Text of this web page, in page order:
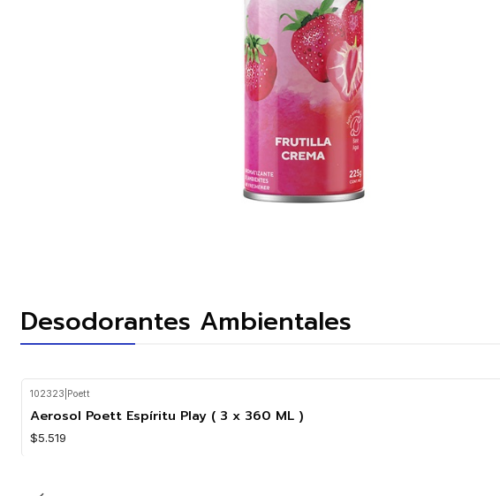
Desodorantes Ambientales
102323 Poett
Aerosol Poett Espíritu Play ( 3 x 360 ML )
$5.519